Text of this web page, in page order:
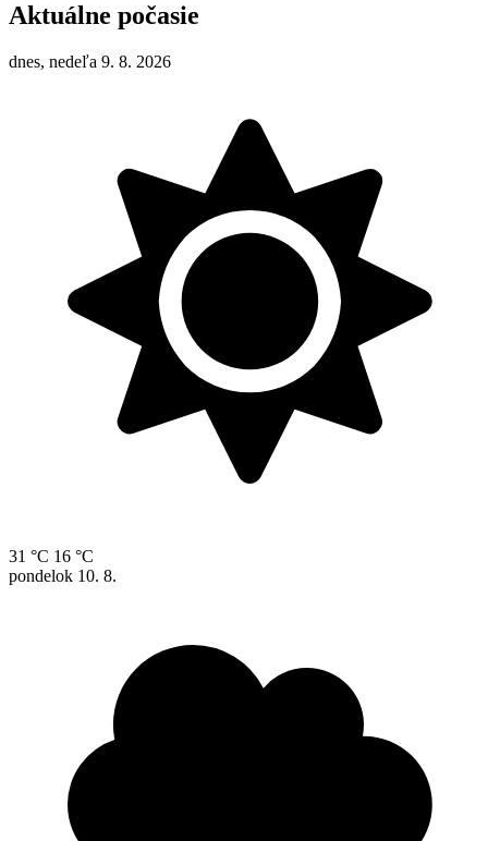
Aktuálne počasie
dnes, nedeľa 9. 8. 2026
31 °C 16 °C
pondelok 10. 8.